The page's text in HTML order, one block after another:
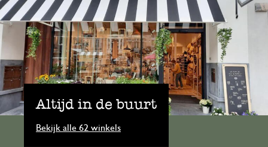
Altijd in de buurt
Bekijk alle 62 winkels